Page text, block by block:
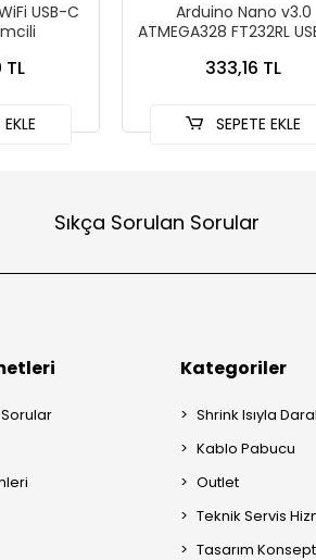
USB-C
TL
Arduino Nano v3.0
ATMEGA328 FT232RL
333,16 TL
SEPETE EKLE
Sıkça Sorulan Sorular
Kategoriler
Shrink Isıyla
Kablo Pabucu
Outlet
Teknik Servis
Tasarım Konsept